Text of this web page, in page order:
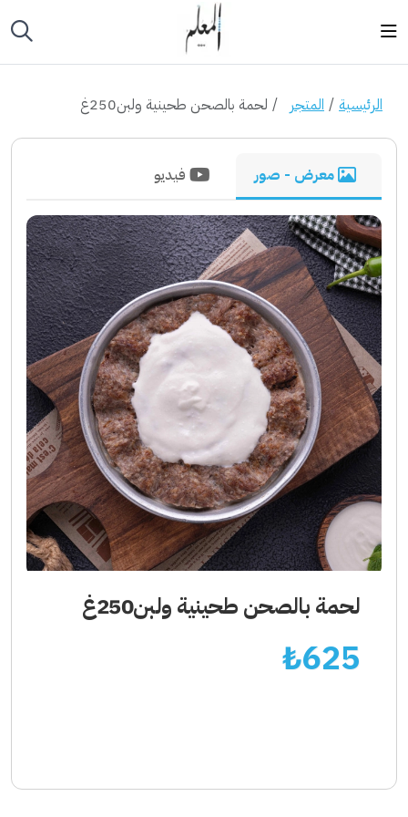
الرئيسية المتجر لحمة بالصحن طحينية ولبن250غ
معرض - صور فيديو
لحمة بالصحن طحينية ولبن250غ
625
₺